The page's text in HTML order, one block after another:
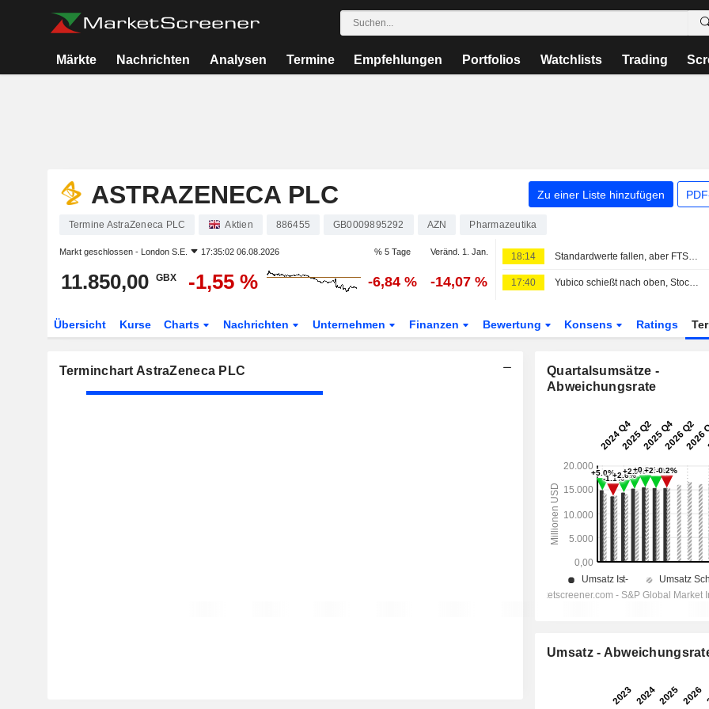
Märkte Nachrichten Analysen Termine Empfehlungen Portfolios Watchlists Trading
ASTRAZENECA PLC Zu einer Liste hinzufügen
Termine AstraZeneca PLC Aktien 886455 GB0009895292 AZN Pharmazeutika
Markt geschlossen - London S.E. 17:35:02 06.08.2026 % 5 Tage Veränd. 1. Jan.
11.850,00 GBX -1,55 % -6,84 % -14,07 %
18:14 Standardwerte fallen, aber FTSE 250 setzt seine Gewinnserie fort
17:40 Yubico schießt nach oben, Stockholmer Börse lehnt ab, OMXS30-Index unverändert
Übersicht Kurse Charts Nachrichten Unternehmen Finanzen Bewertung Konsens Ratings
Terminchart AstraZeneca PLC
Quartalsumsätze -
Abweichungsrate
Umsatz -